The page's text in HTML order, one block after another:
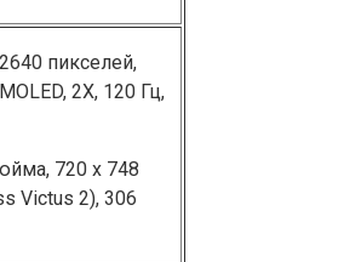
пикселей,
2X, 120 Гц,
720 x 748
Victus 2), 306